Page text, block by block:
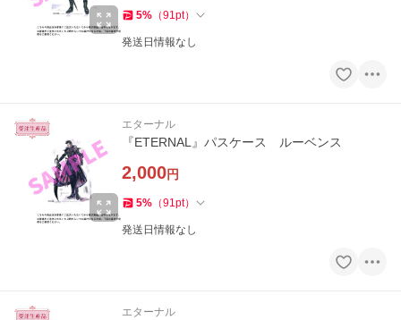
5% （91pt）
発送日情報なし
エターナル
『ETERNAL』パスケース ルーベンス
2,000円
5% （91pt）
発送日情報なし
エターナル